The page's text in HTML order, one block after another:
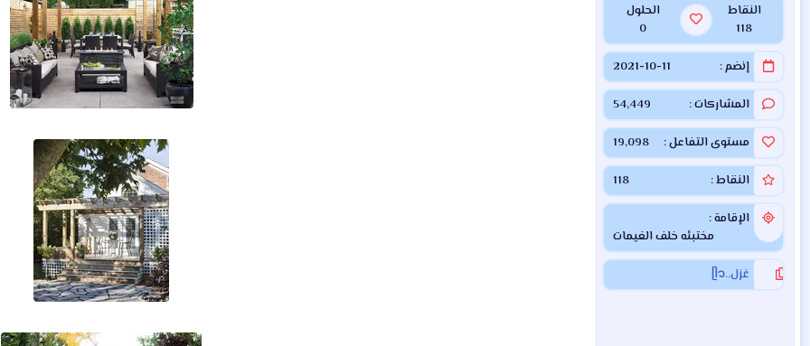
النقاط
118
الحلول
0
إنضم 2021-10-11
المشاركات 54,449
مستوى التفاعل 19,098
النقاط 118
الإقامة
مختبئه خلف الغيمات
غزل..ᥫ᭡